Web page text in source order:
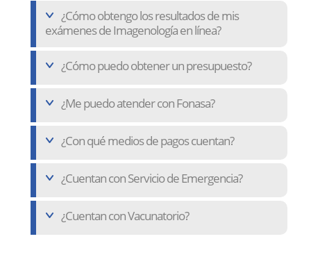
¿Cómo obtengo los resultados de mis
exámenes de Imagenología en línea?
¿Cómo puedo obtener un presupuesto?
¿Me puedo atender con Fonasa?
¿Con qué medios de pagos cuentan?
¿Cuentan con Servicio de Emergencia?
¿Cuentan con Vacunatorio?